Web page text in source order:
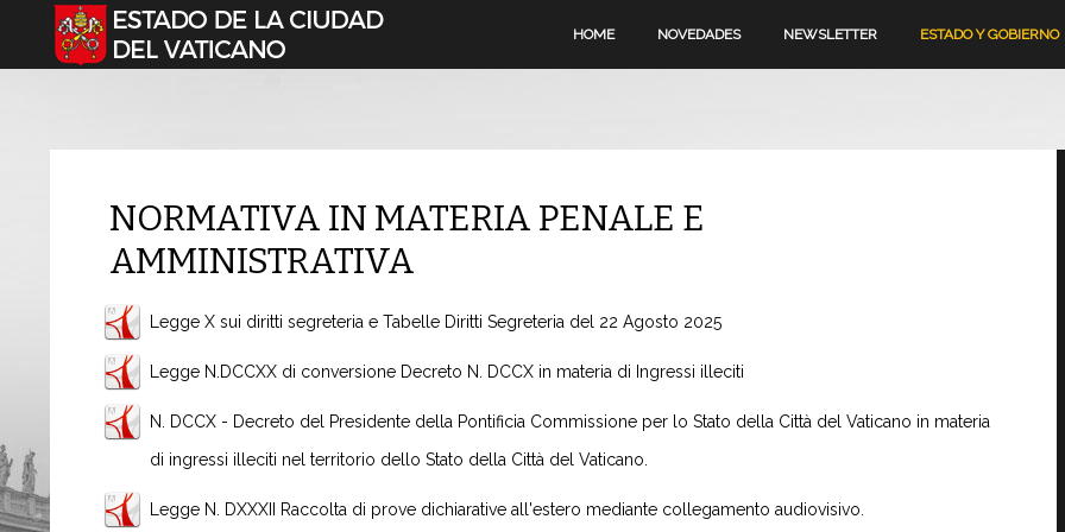
Seleccione su idioma HOME NOVEDADES NEWSLETTER ESTADO Y GOBIERNO
NORMATIVA IN MATERIA PENALE E
AMMINISTRATIVA
Legge X sui diritti segreteria e Tabelle Diritti Segreteria del 22 Agosto 2025
Legge N.DCCXX di conversione Decreto N. DCCX in materia di Ingressi illeciti
N. DCCX - Decreto del Presidente della Pontificia Commissione per lo Stato della Città del Vaticano in materia
di ingressi illeciti nel territorio dello Stato della Città del Vaticano.
Legge N. DXXXII Raccolta di prove dichiarative all'estero mediante collegamento audiovisivo.